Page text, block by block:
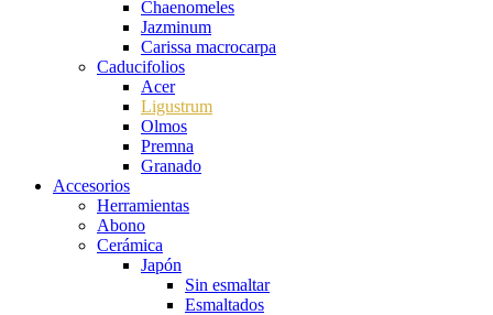
Chaenomeles
Jazminum
Carissa macrocarpa
Caducifolios
Acer
Ligustrum
Olmos
Premna
Granado
Accesorios
Herramientas
Abono
Cerámica
Japón
Sin esmaltar
Esmaltados